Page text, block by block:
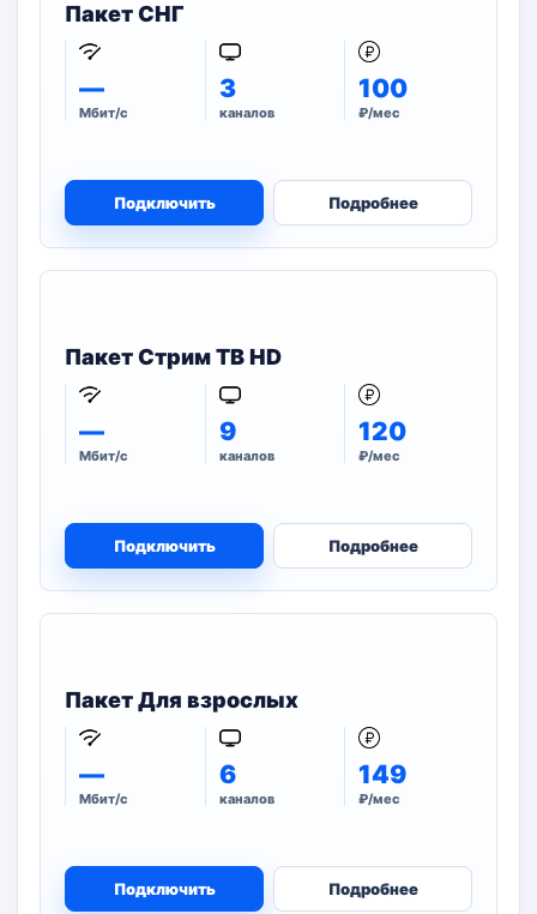
Пакет СНГ
—
Мбит/с
3
каналов
100
₽/мес
Подключить Подробнее
Пакет Стрим ТВ HD
—
Мбит/с
9
каналов
120
₽/мес
Подключить Подробнее
Пакет Для взрослых
—
Мбит/с
6
каналов
149
₽/мес
Подключить Подробнее